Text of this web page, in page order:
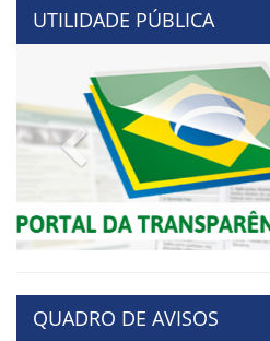
UTILIDADE PÚBLICA
Previous
QUADRO DE AVISOS